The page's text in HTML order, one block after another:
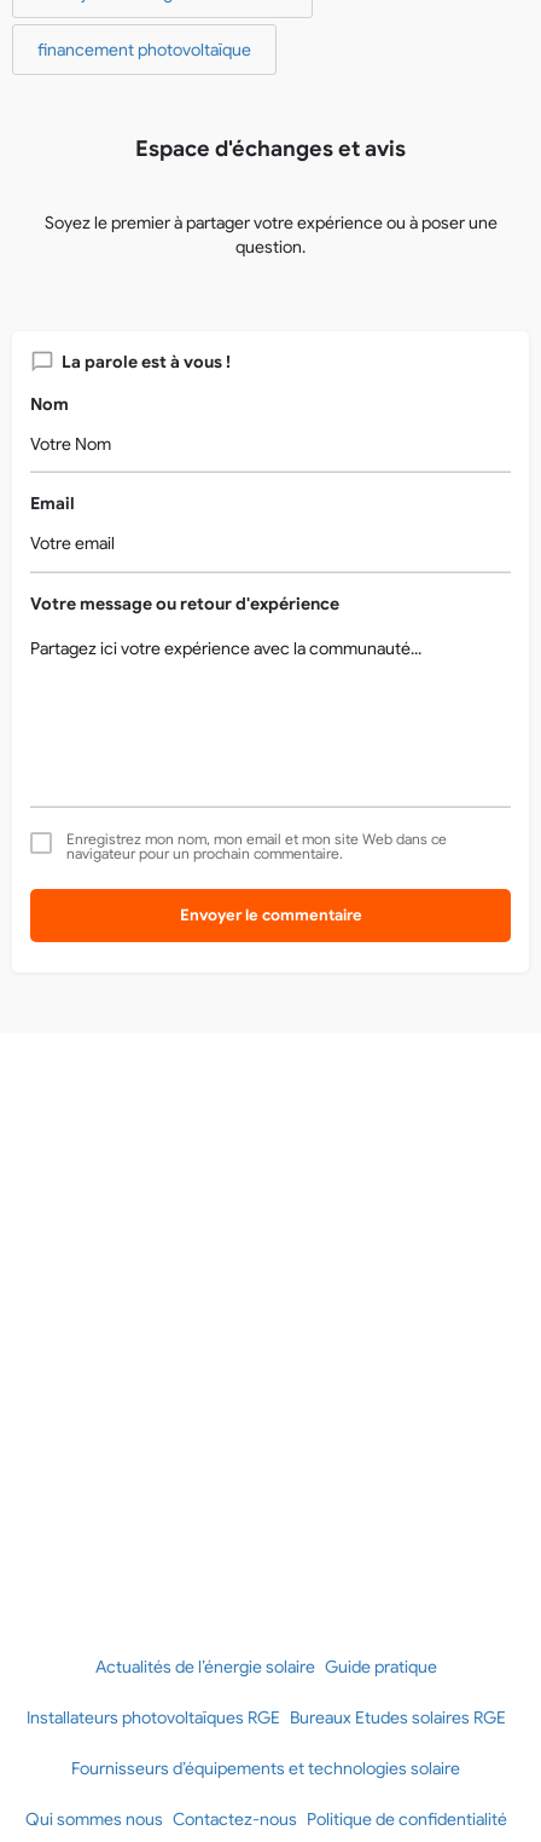
financement photovoltaïque
Espace d'échanges et avis
Soyez le premier à partager votre expérience ou à poser une
question.
La parole est à vous !
Nom
Email
Votre message ou retour d'expérience
Enregistrez mon nom, mon email et mon site Web dans ce
navigateur pour un prochain commentaire.
Envoyer le commentaire
Actualités de l’énergie solaire Guide pratique
Installateurs photovoltaïques RGE Bureaux Etudes solaires RGE
Fournisseurs d’équipements et technologies solaire
Qui sommes nous Contactez-nous Politique de confidentialité